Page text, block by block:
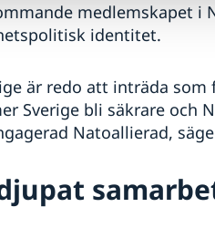
medlemskapet i
identitet.
är redo att inträda
Sverige bli säkrare och
Natoallierad,